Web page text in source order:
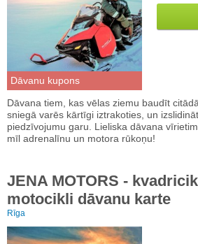
Dāvanu kupons
Dāvana tiem, kas vēlas ziemu baudīt
sniegā varēs kārtīgi iztrakoties, un
piedzīvojumu garu. Lieliska dāvana
mīl adrenalīnu un motora rūkoņu!
JENA MOTORS -
motocikli dāvanu karte
Rīga